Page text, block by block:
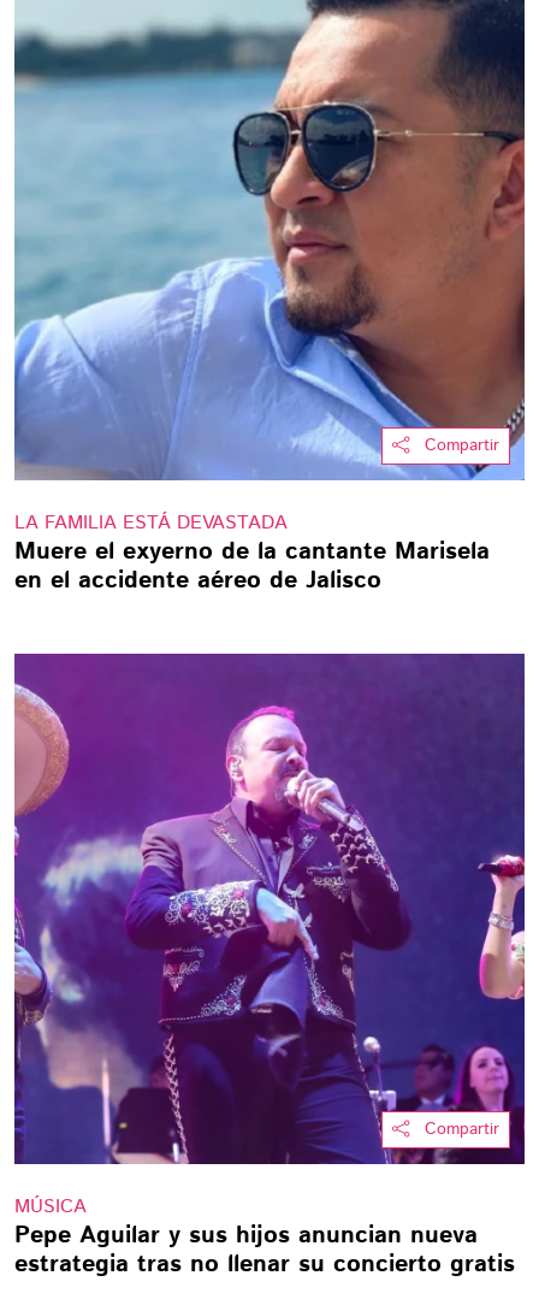
Compartir
LA FAMILIA ESTÁ DEVASTADA
Muere el exyerno de la cantante Marisela
en el accidente aéreo de Jalisco
Compartir
MÚSICA
Pepe Aguilar y sus hijos anuncian nueva
estrategia tras no llenar su concierto gratis